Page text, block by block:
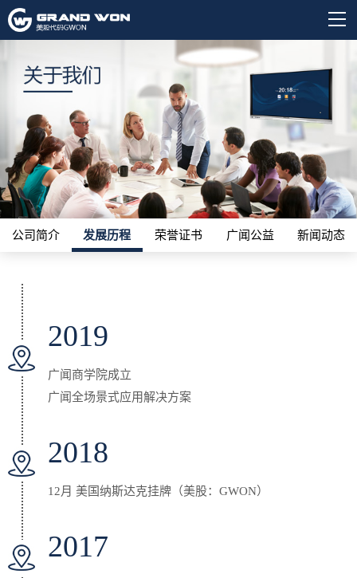
公司简介 发展历程 荣誉证书 广闻公益 新闻动态
2019
广闻商学院成立
广闻全场景式应用解决方案
2018
12月 美国纳斯达克挂牌（美股：GWON）
2017